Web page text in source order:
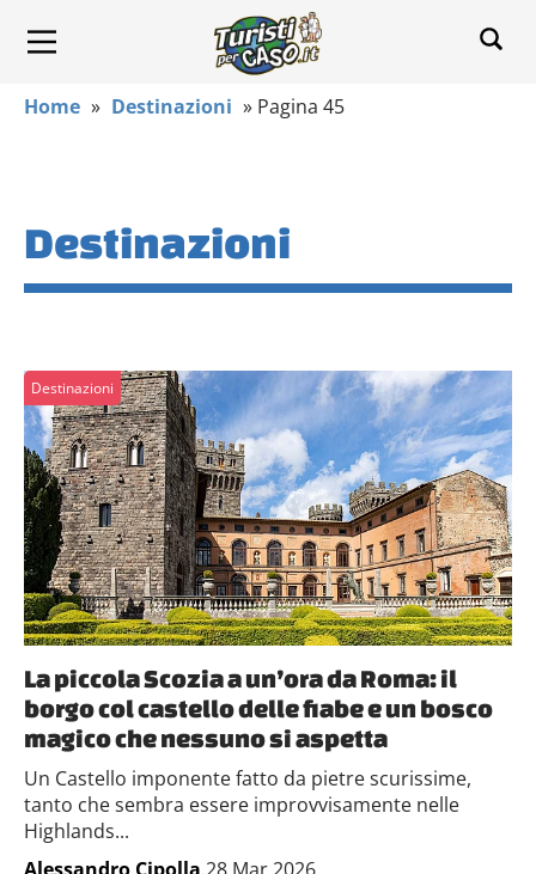
Home » Destinazioni » Pagina 45
Destinazioni
Destinazioni
La piccola Scozia a un’ora da Roma: il
borgo col castello delle fiabe e un bosco
magico che nessuno si aspetta
Un Castello imponente fatto da pietre scurissime,
tanto che sembra essere improvvisamente nelle
Highlands...
Alessandro Cipolla,28 Mar 2026